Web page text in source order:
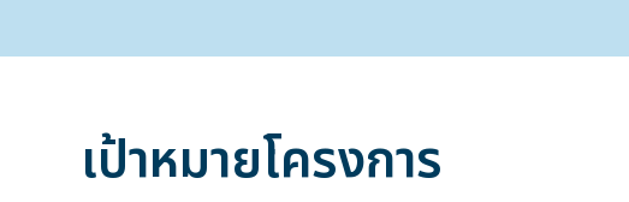
เป้าหมายโครงการ